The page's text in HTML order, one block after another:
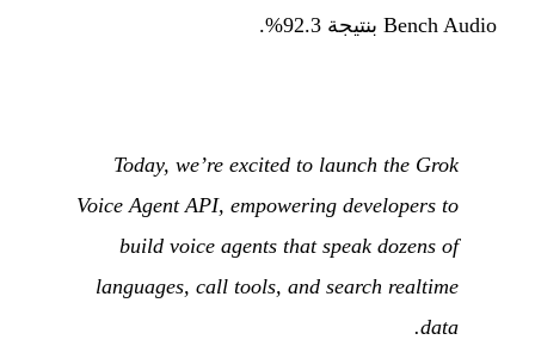
Bench Audio بنتيجة 92.3%.
Today, we’re excited to launch the Grok
Voice Agent API, empowering developers to
build voice agents that speak dozens of
languages, call tools, and search realtime
data.